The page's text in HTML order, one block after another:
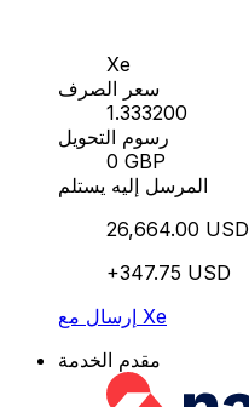
Xe
سعر الصرف
1.333200
رسوم التحويل
0 GBP
المرسل إليه يستلم
26,664.00 USD
+347.75 USD
إرسال مع Xe
مقدم الخدمة